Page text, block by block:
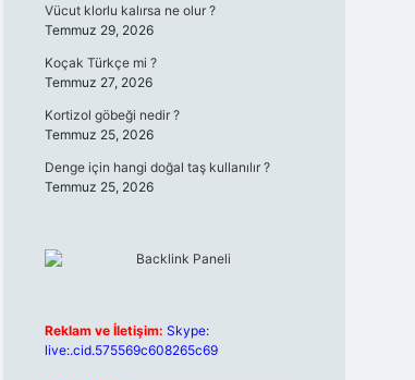
Vücut klorlu kalırsa ne olur ?
Temmuz 29, 2026
Koçak Türkçe mi ?
Temmuz 27, 2026
Kortizol göbeği nedir ?
Temmuz 25, 2026
Denge için hangi doğal taş kullanılır ?
Temmuz 25, 2026
Reklam ve İletişim: Skype:
live:.cid.575569c608265c69